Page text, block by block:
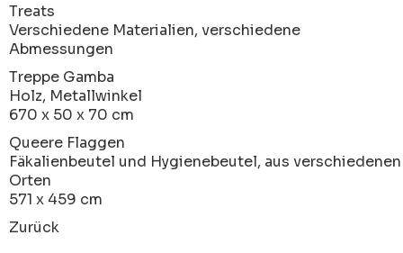
Treats
Verschiedene Materialien, verschiedene
Abmessungen
Treppe Gamba
Holz, Metallwinkel
670 x 50 x 70 cm
Queere Flaggen
Fäkalienbeutel und Hygienebeutel, aus verschiedenen
Orten
571 x 459 cm
Zurück